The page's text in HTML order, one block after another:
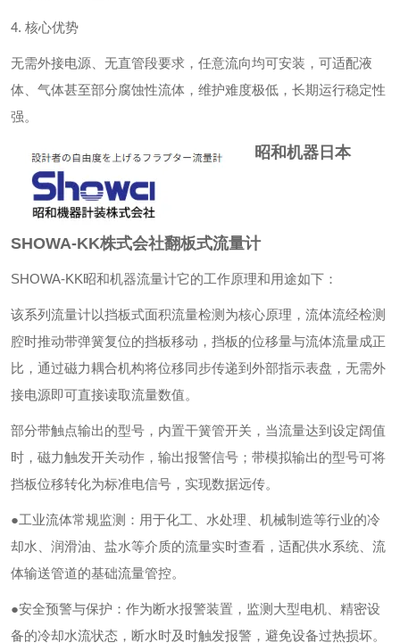
4. 核心优势
无需外接电源、无直管段要求，任意流向均可安装，可适配液
体、气体甚至部分腐蚀性流体，维护难度极低，长期运行稳定性
强。
昭和机器日本
SHOWA-KK株式会社翻板式流量计
SHOWA-KK昭和机器流量计它的工作原理和用途如下：
该系列流量计以挡板式面积流量检测为核心原理，流体流经检测
腔时推动带弹簧复位的挡板移动，挡板的位移量与流体流量成正
比，通过磁力耦合机构将位移同步传递到外部指示表盘，无需外
接电源即可直接读取流量数值。
部分带触点输出的型号，内置干簧管开关，当流量达到设定阔值
时，磁力触发开关动作，输出报警信号；带模拟输出的型号可将
挡板位移转化为标准电信号，实现数据远传。
●工业流体常规监测：用于化工、水处理、机械制造等行业的冷
却水、润滑油、盐水等介质的流量实时查看，适配供水系统、流
体输送管道的基础流量管控。
●安全预警与保护：作为断水报警装置，监测大型电机、精密设
备的冷却水流状态，断水时及时触发报警，避免设备过热损坏。